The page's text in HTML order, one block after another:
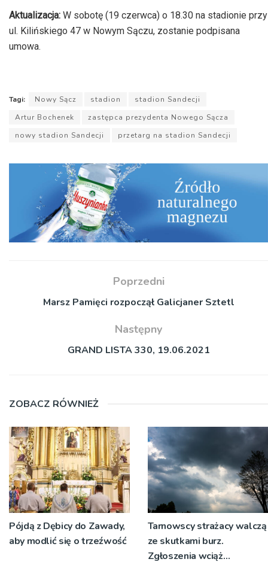
Aktualizacja: W sobotę (19 czerwca) o 18.30 na stadionie przy
ul. Kilińskiego 47 w Nowym Sączu, zostanie podpisana
umowa.
Tagi: Nowy Sącz stadion
stadion Sandecji
Artur Bochenek
zastępca prezydenta Nowego Sącza
nowy stadion Sandecji
przetarg na stadion Sandecji
Poprzedni
Marsz Pamięci rozpoczął Galicjaner Sztetl
Następny
GRAND LISTA 330, 19.06.2021
ZOBACZ RÓWNIEŻ
Pójdą z Dębicy do Zawady,
aby modlić się o trzeźwość
Tarnowscy strażacy walczą
ze skutkami burz.
Zgłoszenia wciąż